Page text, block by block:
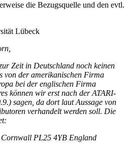
die Bezugsquelle und den evtl.
Lübeck
Zeit in Deutschland noch keinen
von der amerikanischen Firma
bei der englischen Firma
können wir erst nach der ATARI-
sagen, da dort laut Aussage von
verhandelt werden soll. Die
PL25 4YB England